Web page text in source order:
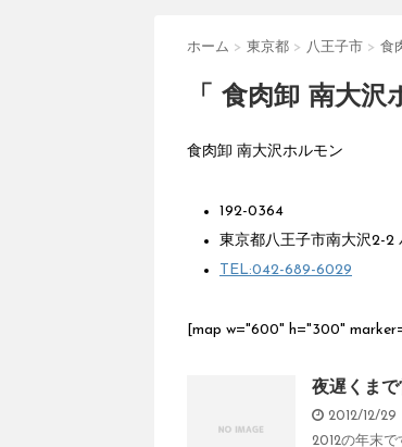
ホーム > 東京都 > 八王子市 > 食
「 食肉卸 南大
食肉卸 南大沢ホルモン
192-0364
東京都八王子市南大沢2-2
TEL:042-689-6029
[map w="600" h="300"
夜遅くま
2012/12/29
2012の年末